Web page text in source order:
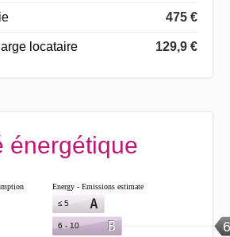
475 €
locataire 129,9 €
énergétique